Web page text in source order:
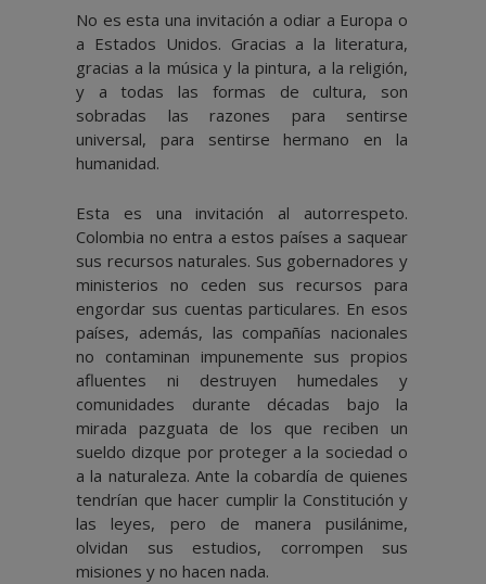
No es esta una invitación a odiar a Europa o
a Estados Unidos. Gracias a la literatura,
gracias a la música y la pintura, a la religión,
y a todas las formas de cultura, son
sobradas las razones para sentirse
universal, para sentirse hermano en la
humanidad.
Esta es una invitación al autorrespeto.
Colombia no entra a estos países a saquear
sus recursos naturales. Sus gobernadores y
ministerios no ceden sus recursos para
engordar sus cuentas particulares. En esos
países, además, las compañías nacionales
no contaminan impunemente sus propios
afluentes ni destruyen humedales y
comunidades durante décadas bajo la
mirada pazguata de los que reciben un
sueldo dizque por proteger a la sociedad o
a la naturaleza. Ante la cobardía de quienes
tendrían que hacer cumplir la Constitución y
las leyes, pero de manera pusilánime,
olvidan sus estudios, corrompen sus
misiones y no hacen nada.